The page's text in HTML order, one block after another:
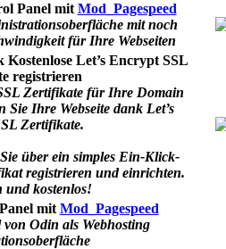
Panel mit Mod_Pagespeed
mit noch
für Ihre Webseiten
Kostenlose Let’s Encrypt SSL
registrieren
Zertifikate für Ihre Domain
Sie Ihre Webseite dank Let’s
Zertifikate.
über ein simples Ein-Klick-
registrieren und einrichten.
und kostenlos!
mit Mod_Pagespeed
Odin als Webhosting